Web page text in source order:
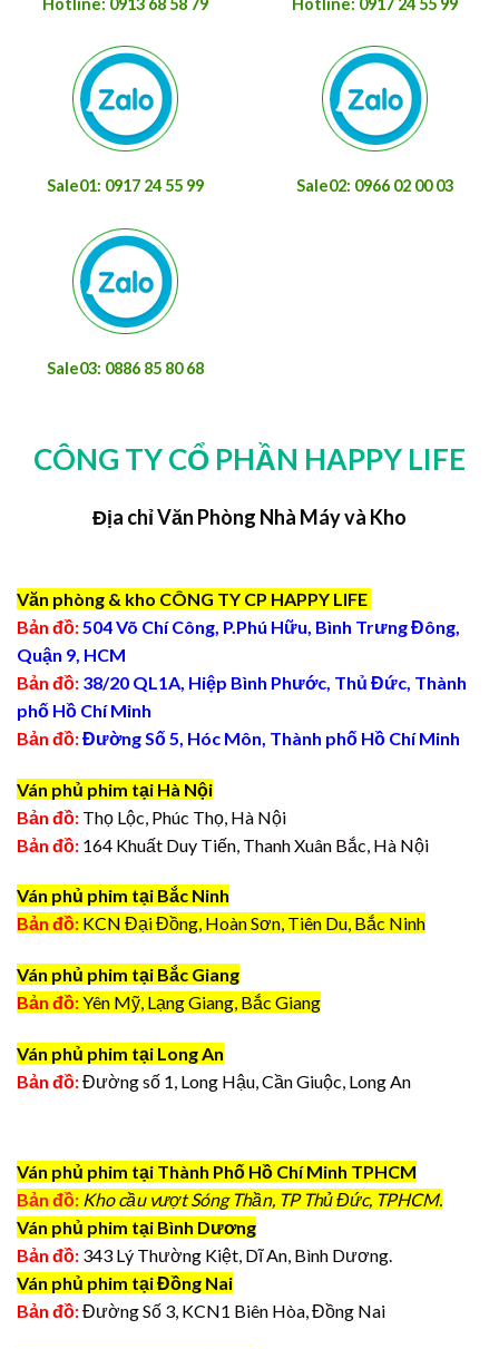
Sale01: 0917 24 55 99 Sale02: 0966 02 00 03
Sale03: 0886 85 80 68
CÔNG TY CỔ PHẦN HAPPY LIFE
Địa chỉ Văn Phòng Nhà Máy và Kho
Văn phòng & kho CÔNG TY CP HAPPY LIFE
Bản đồ: 504 Võ Chí Công, P.Phú Hữu, Bình Trưng Đông,
Quận 9, HCM
Bản đồ: 38/20 QL1A, Hiệp Bình Phước, Thủ Đức, Thành
phố Hồ Chí Minh
Bản đồ:Đường Số 5, Hóc Môn, Thành phố Hồ Chí Minh
Ván phủ phim tại Hà Nội
Bản đồ: Thọ Lộc, Phúc Thọ, Hà Nội
Bản đồ: 164 Khuất Duy Tiến, Thanh Xuân Bắc, Hà Nội
Ván phủ phim tại Bắc Ninh
Bản đồ: KCN Đại Đồng, Hoàn Sơn, Tiên Du, Bắc Ninh
Ván phủ phim tại Bắc Giang
Bản đồ:Yên Mỹ, Lạng Giang, Bắc Giang
Ván phủ phim tại Long An
Bản đồ:Đường số 1, Long Hậu, Cần Giuộc, Long An
Ván phủ phim tại Thành Phố Hồ Chí Minh TPHCM
Bản đồ: Kho cầu vượt Sóng Thần, TP Thủ Đức, TPHCM.
Ván phủ phim tại Bình Dương
Bản đồ: 343 Lý Thường Kiệt, Dĩ An, Bình Dương.
Ván phủ phim tại Đồng Nai
Bản đồ:Đường Số 3, KCN1 Biên Hòa, Đồng Nai